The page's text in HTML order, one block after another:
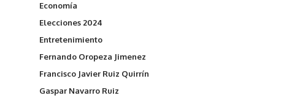
Economía
Elecciones 2024
Entretenimiento
Fernando Oropeza Jimenez
Francisco Javier Ruiz Quirrín
Gaspar Navarro Ruiz